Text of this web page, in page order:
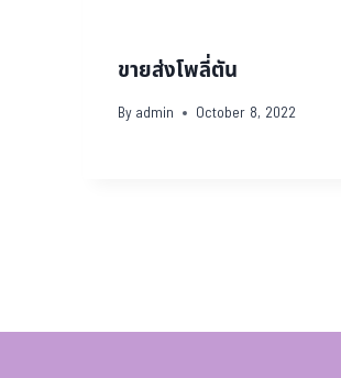
ขายส่งโพลี่ตัน
By admin October 8, 2022